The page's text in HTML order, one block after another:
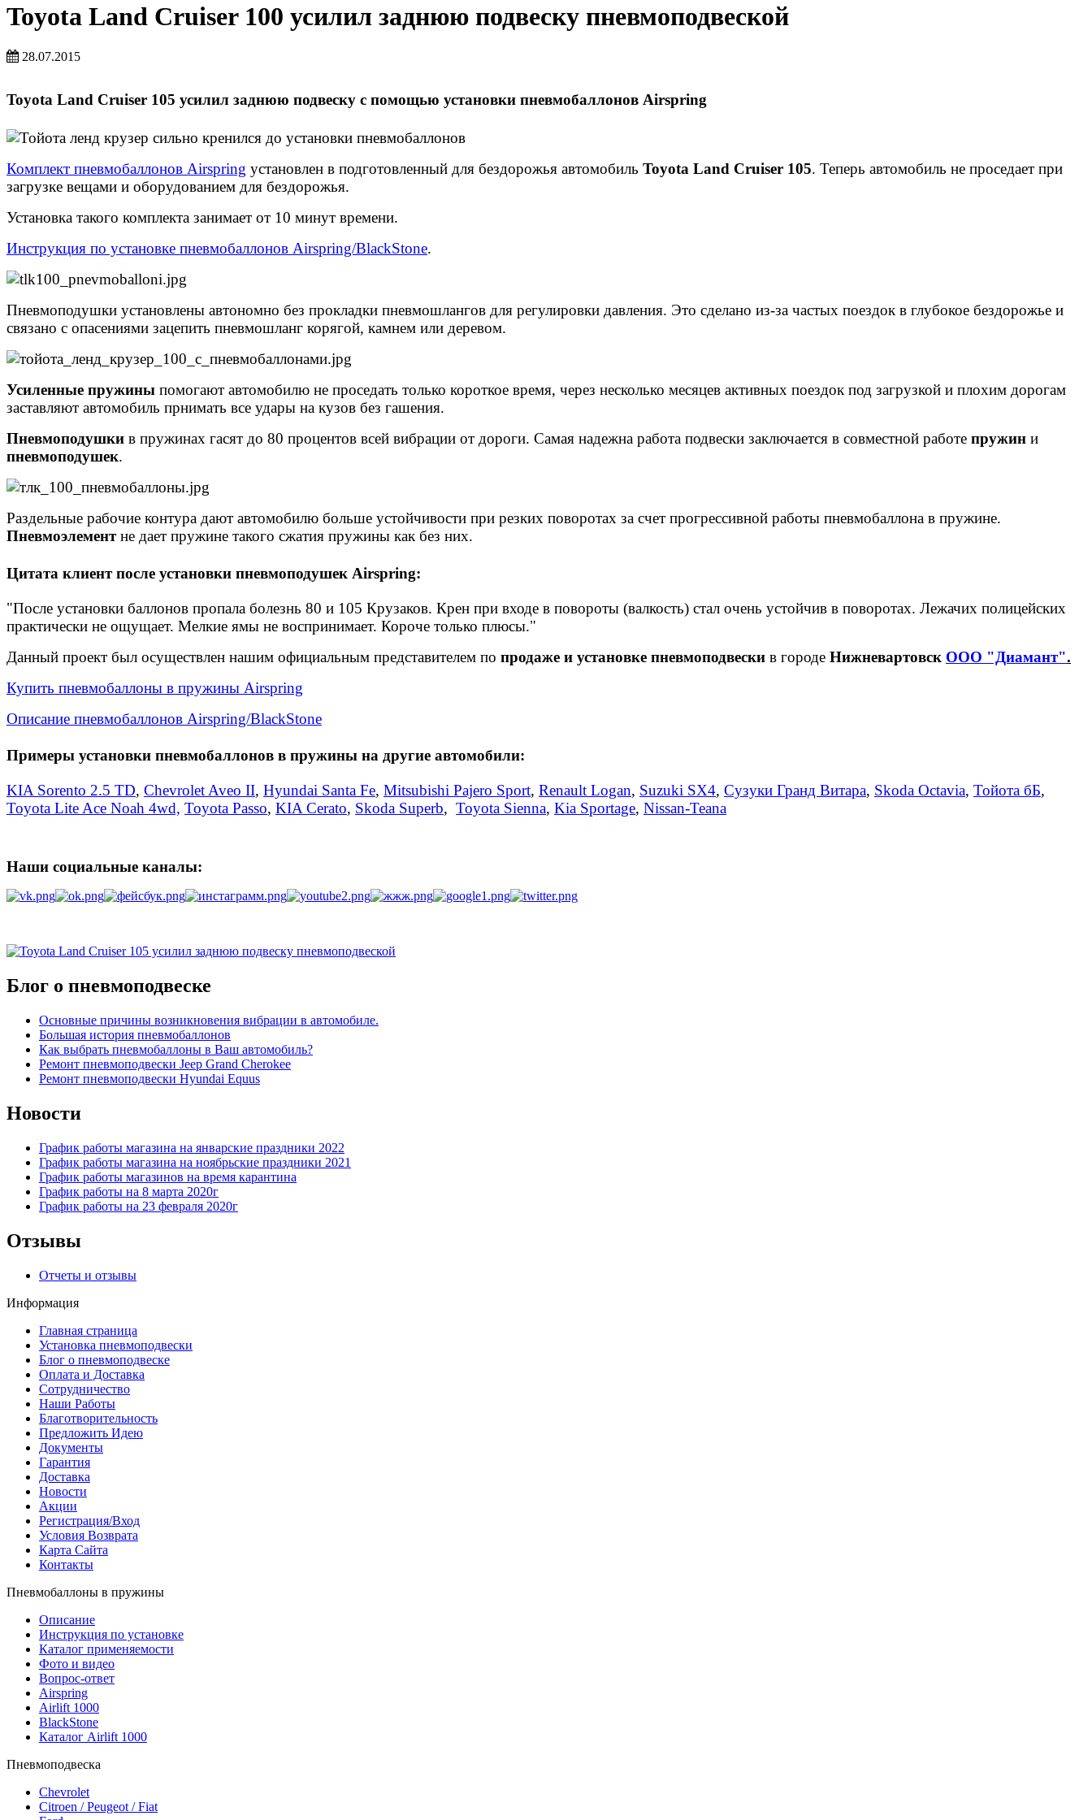
Toyota Land Cruiser 100 усилил заднюю подвеску пневмоподвеской
28.07.2015
Toyota Land Cruiser 105 усилил заднюю подвеску с помощью установки пневмобаллонов Airspring
Комплект пневмобаллонов Airspring установлен в подготовленный для бездорожья автомобиль Toyota Land Cruiser 105. Теперь автомобиль не проседает при
загрузке вещами и оборудованием для бездорожья.
Установка такого комплекта занимает от 10 минут времени.
Инструкция по установке пневмобаллонов Airspring/BlackStone.
Пневмоподушки установлены автономно без прокладки пневмошлангов для регулировки давления. Это сделано из-за частых поездок в глубокое бездорожье и
связано с опасениями зацепить пневмошланг корягой, камнем или деревом.
Усиленные пружины помогают автомобилю не проседать только короткое время, через несколько месяцев активных поездок под загрузкой и плохим дорогам
заставляют автомобиль прнимать все удары на кузов без гашения.
Пневмоподушки в пружинах гасят до 80 процентов всей вибрации от дороги. Самая надежна работа подвески заключается в совместной работе пружин и
пневмоподушек.
Раздельные рабочие контура дают автомобилю больше устойчивости при резких поворотах за счет прогрессивной работы пневмобаллона в пружине.
Пневмоэлементне дает пружине такого сжатия пружины как без них.
Цитата клиент после установки пневмоподушек Airspring:
"После установки баллонов пропала болезнь 80 и 105 Крузаков. Крен при входе в повороты (валкость) стал очень устойчив в поворотах. Лежачих полицейских
практически не ощущает. Мелкие ямы не воспринимает. Короче только плюсы."
Данный проект был осуществлен нашим официальным представителем по продаже и установке пневмоподвески в городе Нижневартовск ООО "Диамант".
Купить пневмобаллоны в пружины Airspring
Описание пневмобаллонов Airspring/BlackStone
Примеры установки пневмобаллонов в пружины на другие автомобили:
KIA Sorento 2.5 TD, Chevrolet Aveo II, Hyundai Santa Fe, Mitsubishi Pajero Sport, Renault Logan, Suzuki SX4, Сузуки Гранд Витара, Skoda Octavia, Тойота бБ,
Toyota Lite Ace Noah 4wd, Toyota Passo, KIA Cerato, Skoda Superb, Toyota Sienna, Kia Sportage, Nissan-Teana
Наши социальные каналы:
Блог о пневмоподвеске
Основные причины возникновения вибрации в автомобиле.
Большая история пневмобаллонов
Как выбрать пневмобаллоны в Ваш автомобиль?
Ремонт пневмоподвески Jeep Grand Cherokee
Ремонт пневмоподвески Hyundai Equus
Новости
График работы магазина на январские праздники 2022
График работы магазина на ноябрьские праздники 2021
График работы магазинов на время карантина
График работы на 8 марта 2020г
График работы на 23 февраля 2020г
Отзывы
Отчеты и отзывы
Информация
Главная страница
Установка пневмоподвески
Блог о пневмоподвеске
Оплата и Доставка
Сотрудничество
Наши Работы
Благотворительность
Предложить Идею
Документы
Гарантия
Доставка
Новости
Акции
Регистрация/Вход
Условия Возврата
Карта Сайта
Контакты
Пневмобаллоны в пружины
Описание
Инструкция по установке
Каталог применяемости
Фото и видео
Вопрос-ответ
Airspring
Airlift 1000
BlackStone
Каталог Airlift 1000
Пневмоподвеска
Chevrolet
Citroen / Peugeot / Fiat